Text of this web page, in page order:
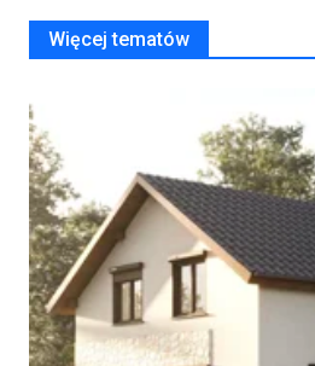
Więcej tematów